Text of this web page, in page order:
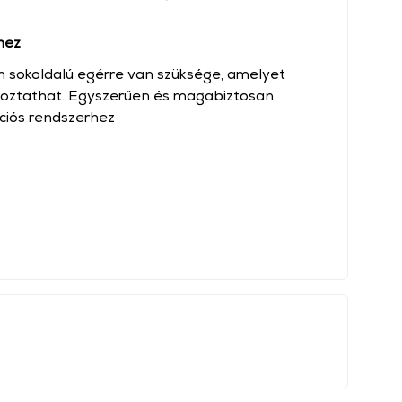
egérre van szüksége, amelyet
Egyszerűen és magabiztosan
rendszerhez